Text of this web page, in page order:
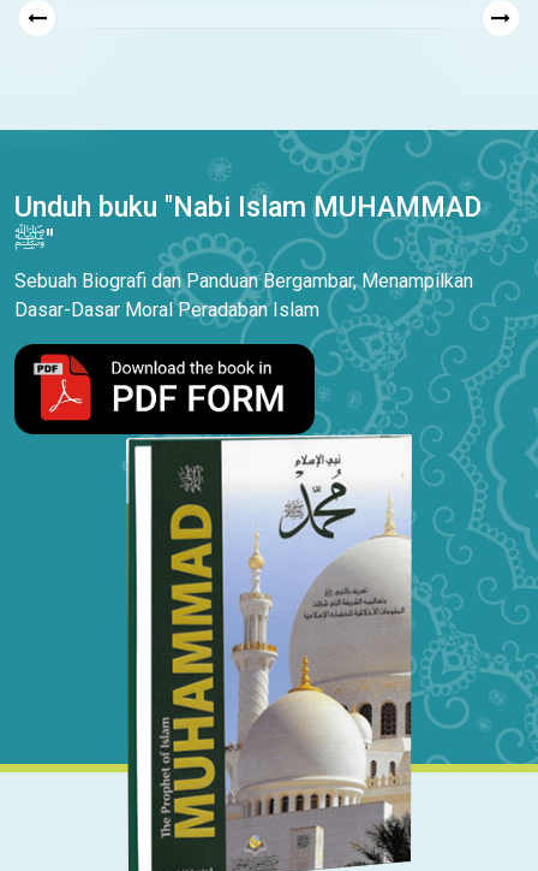
Unduh buku "Nabi Islam MUHAMMAD
ﷺ"
Sebuah Biografi dan Panduan Bergambar, Menampilkan
Dasar-Dasar Moral Peradaban Islam